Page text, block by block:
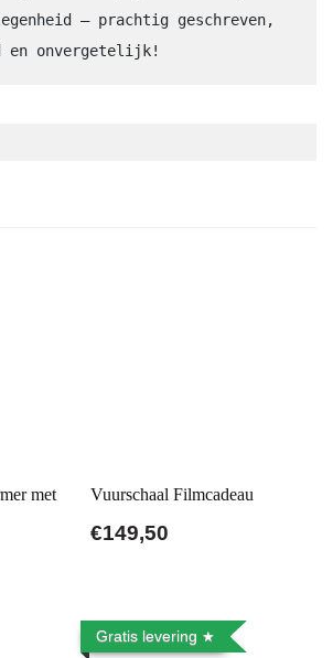
– prachtig geschreven,
en onvergetelijk!
met
Vuurschaal Filmcadeau
€149,50
Gratis levering